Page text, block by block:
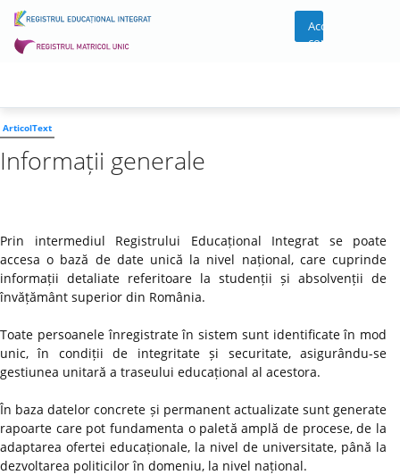
Acces
cont
ArticolText
Informații generale
Prin intermediul Registrului Educațional Integrat se poate
accesa o bază de date unică la nivel național, care cuprinde
informații detaliate referitoare la studenții și absolvenții de
învățământ superior din România.
Toate persoanele înregistrate în sistem sunt identificate în mod
unic, în condiții de integritate și securitate, asigurându-se
gestiunea unitară a traseului educațional al acestora.
În baza datelor concrete și permanent actualizate sunt generate
rapoarte care pot fundamenta o paletă amplă de procese, de la
adaptarea ofertei educaționale, la nivel de universitate, până la
dezvoltarea politicilor în domeniu, la nivel național.